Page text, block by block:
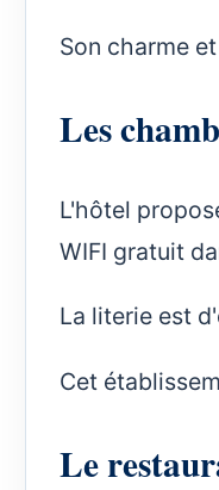
Son charme
Les
L'hôtel
WIFI gratuit
La literie est
Cet
Le